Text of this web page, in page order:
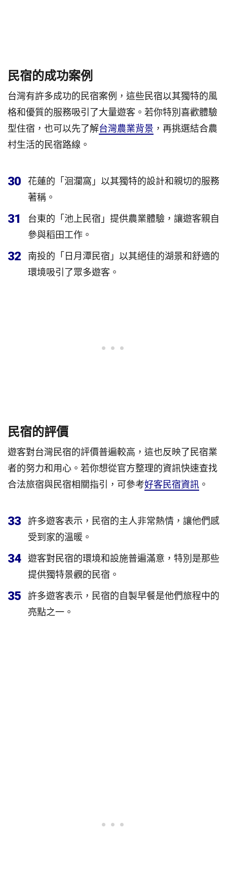
民宿的成功案例
台灣有許多成功的民宿案例，這些民宿以其獨特的風
格和優質的服務吸引了大量遊客。若你特別喜歡體驗
型住宿，也可以先了解台灣農業背景 ，再挑選結合農
村生活的民宿路線。
30
花蓮的「洄瀾窩」以其獨特的設計和親切的服務
著稱。
31
台東的「池上民宿」提供農業體驗，讓遊客親自
參與稻田工作。
32
南投的「日月潭民宿」以其絕佳的湖景和舒適的
環境吸引了眾多遊客。
民宿的評價
遊客對台灣民宿的評價普遍較高，這也反映了民宿業
者的努力和用心。若你想從官方整理的資訊快速查找
合法旅宿與民宿相關指引，可參考好客民宿資訊 。
33
許多遊客表示，民宿的主人非常熱情，讓他們感
受到家的溫暖。
34
遊客對民宿的環境和設施普遍滿意，特別是那些
提供獨特景觀的民宿。
35
許多遊客表示，民宿的自製早餐是他們旅程中的
亮點之一。